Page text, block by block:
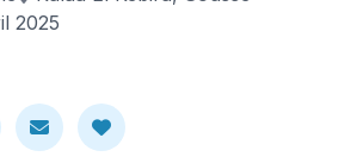
2025